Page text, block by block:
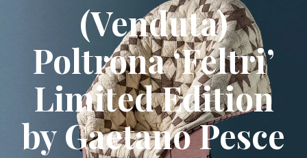
(Venduta)
Poltrona ‘Feltri’
Limited Edition
by Gaetano Pesce